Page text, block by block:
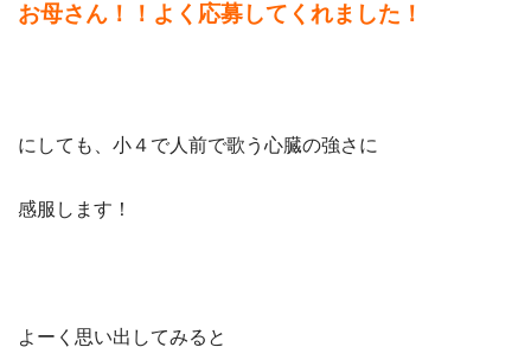
お母さん！！よく応募してくれました！
にしても、小４で人前で歌う心臓の強さに
感服します！
よーく思い出してみると